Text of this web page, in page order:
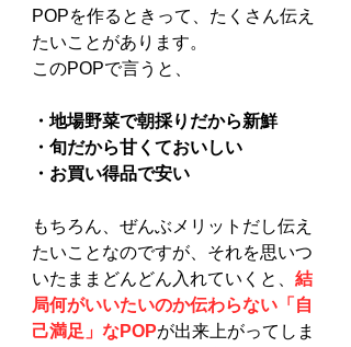
POPを作るときって、たくさん伝え
たいことがあります。
このPOPで言うと、
・地場野菜で朝採りだから新鮮
・旬だから甘くておいしい
・お買い得品で安い
もちろん、ぜんぶメリットだし伝え
たいことなのですが、それを思いつ
いたままどんどん入れていくと、 結
局何がいいたいのか伝わらない「自
己満足」なPOPが出来上がってしま